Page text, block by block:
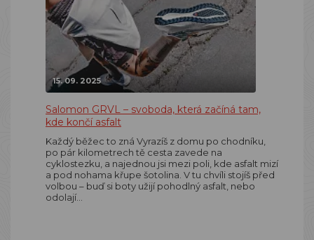
15. 09. 2025
Salomon GRVL – svoboda, která začíná tam,
kde končí asfalt
Každý běžec to zná Vyrazíš z domu po chodníku,
po pár kilometrech tě cesta zavede na
cyklostezku, a najednou jsi mezi poli, kde asfalt mizí
a pod nohama křupe šotolina. V tu chvíli stojíš před
volbou – buď si boty užijí pohodlný asfalt, nebo
odolají…